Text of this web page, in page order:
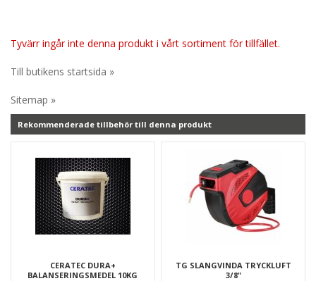
Tyvärr ingår inte denna produkt i vårt sortiment för tillfället.
Till butikens startsida »
Sitemap »
Rekommenderade tillbehör till denna produkt
CERATEC DURA+
BALANSERINGSMEDEL 10KG
TG SLANGVINDA TRYCKLUFT
3/8"